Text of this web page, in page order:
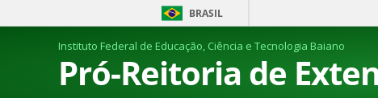
BRASIL
Instituto Federal de Educação, Ciência e Tecnologia Baiano
Pró-Reitoria de